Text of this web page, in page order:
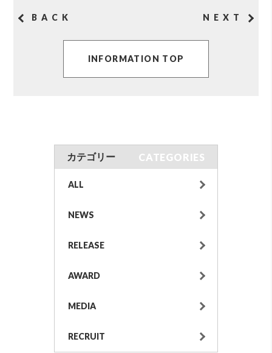
BACK NEXT
INFORMATION TOP
カテゴリー CATEGORIES
ALL
NEWS
RELEASE
AWARD
MEDIA
RECRUIT